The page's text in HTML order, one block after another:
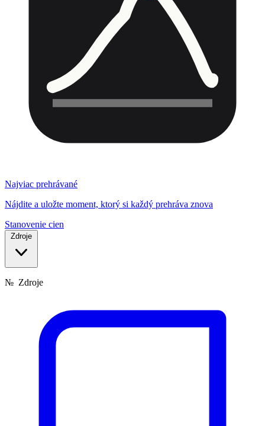
Najviac prehrávané
Nájdite a uložte moment, ktorý si každý prehráva znova
Stanovenie cien
Zdroje
№ Zdroje